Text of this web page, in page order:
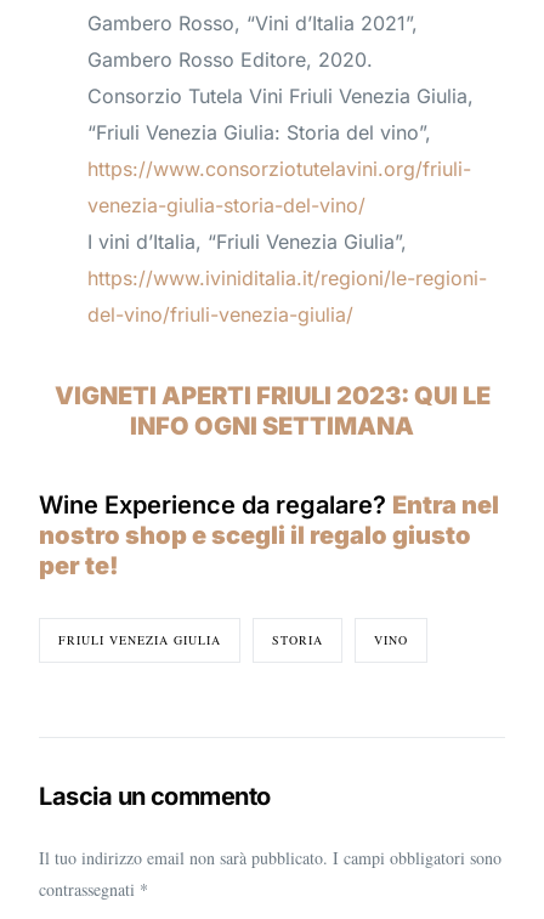
Gambero Rosso, “Vini d’Italia 2021”,
Gambero Rosso Editore, 2020.
Consorzio Tutela Vini Friuli Venezia Giulia,
“Friuli Venezia Giulia: Storia del vino”,
https://www.consorziotutelavini.org/friuli-
venezia-giulia-storia-del-vino/
I vini d’Italia, “Friuli Venezia Giulia”,
https://www.iviniditalia.it/regioni/le-regioni-
del-vino/friuli-venezia-giulia/
VIGNETI APERTI FRIULI 2023: QUI LE
INFO OGNI SETTIMANA
Wine Experience da regalare? Entra nel
nostro shop e scegli il regalo giusto
per te!
FRIULI VENEZIA GIULIA STORIA VINO
Lascia un commento
Il tuo indirizzo email non sarà pubblicato. I campi obbligatori sono
contrassegnati *